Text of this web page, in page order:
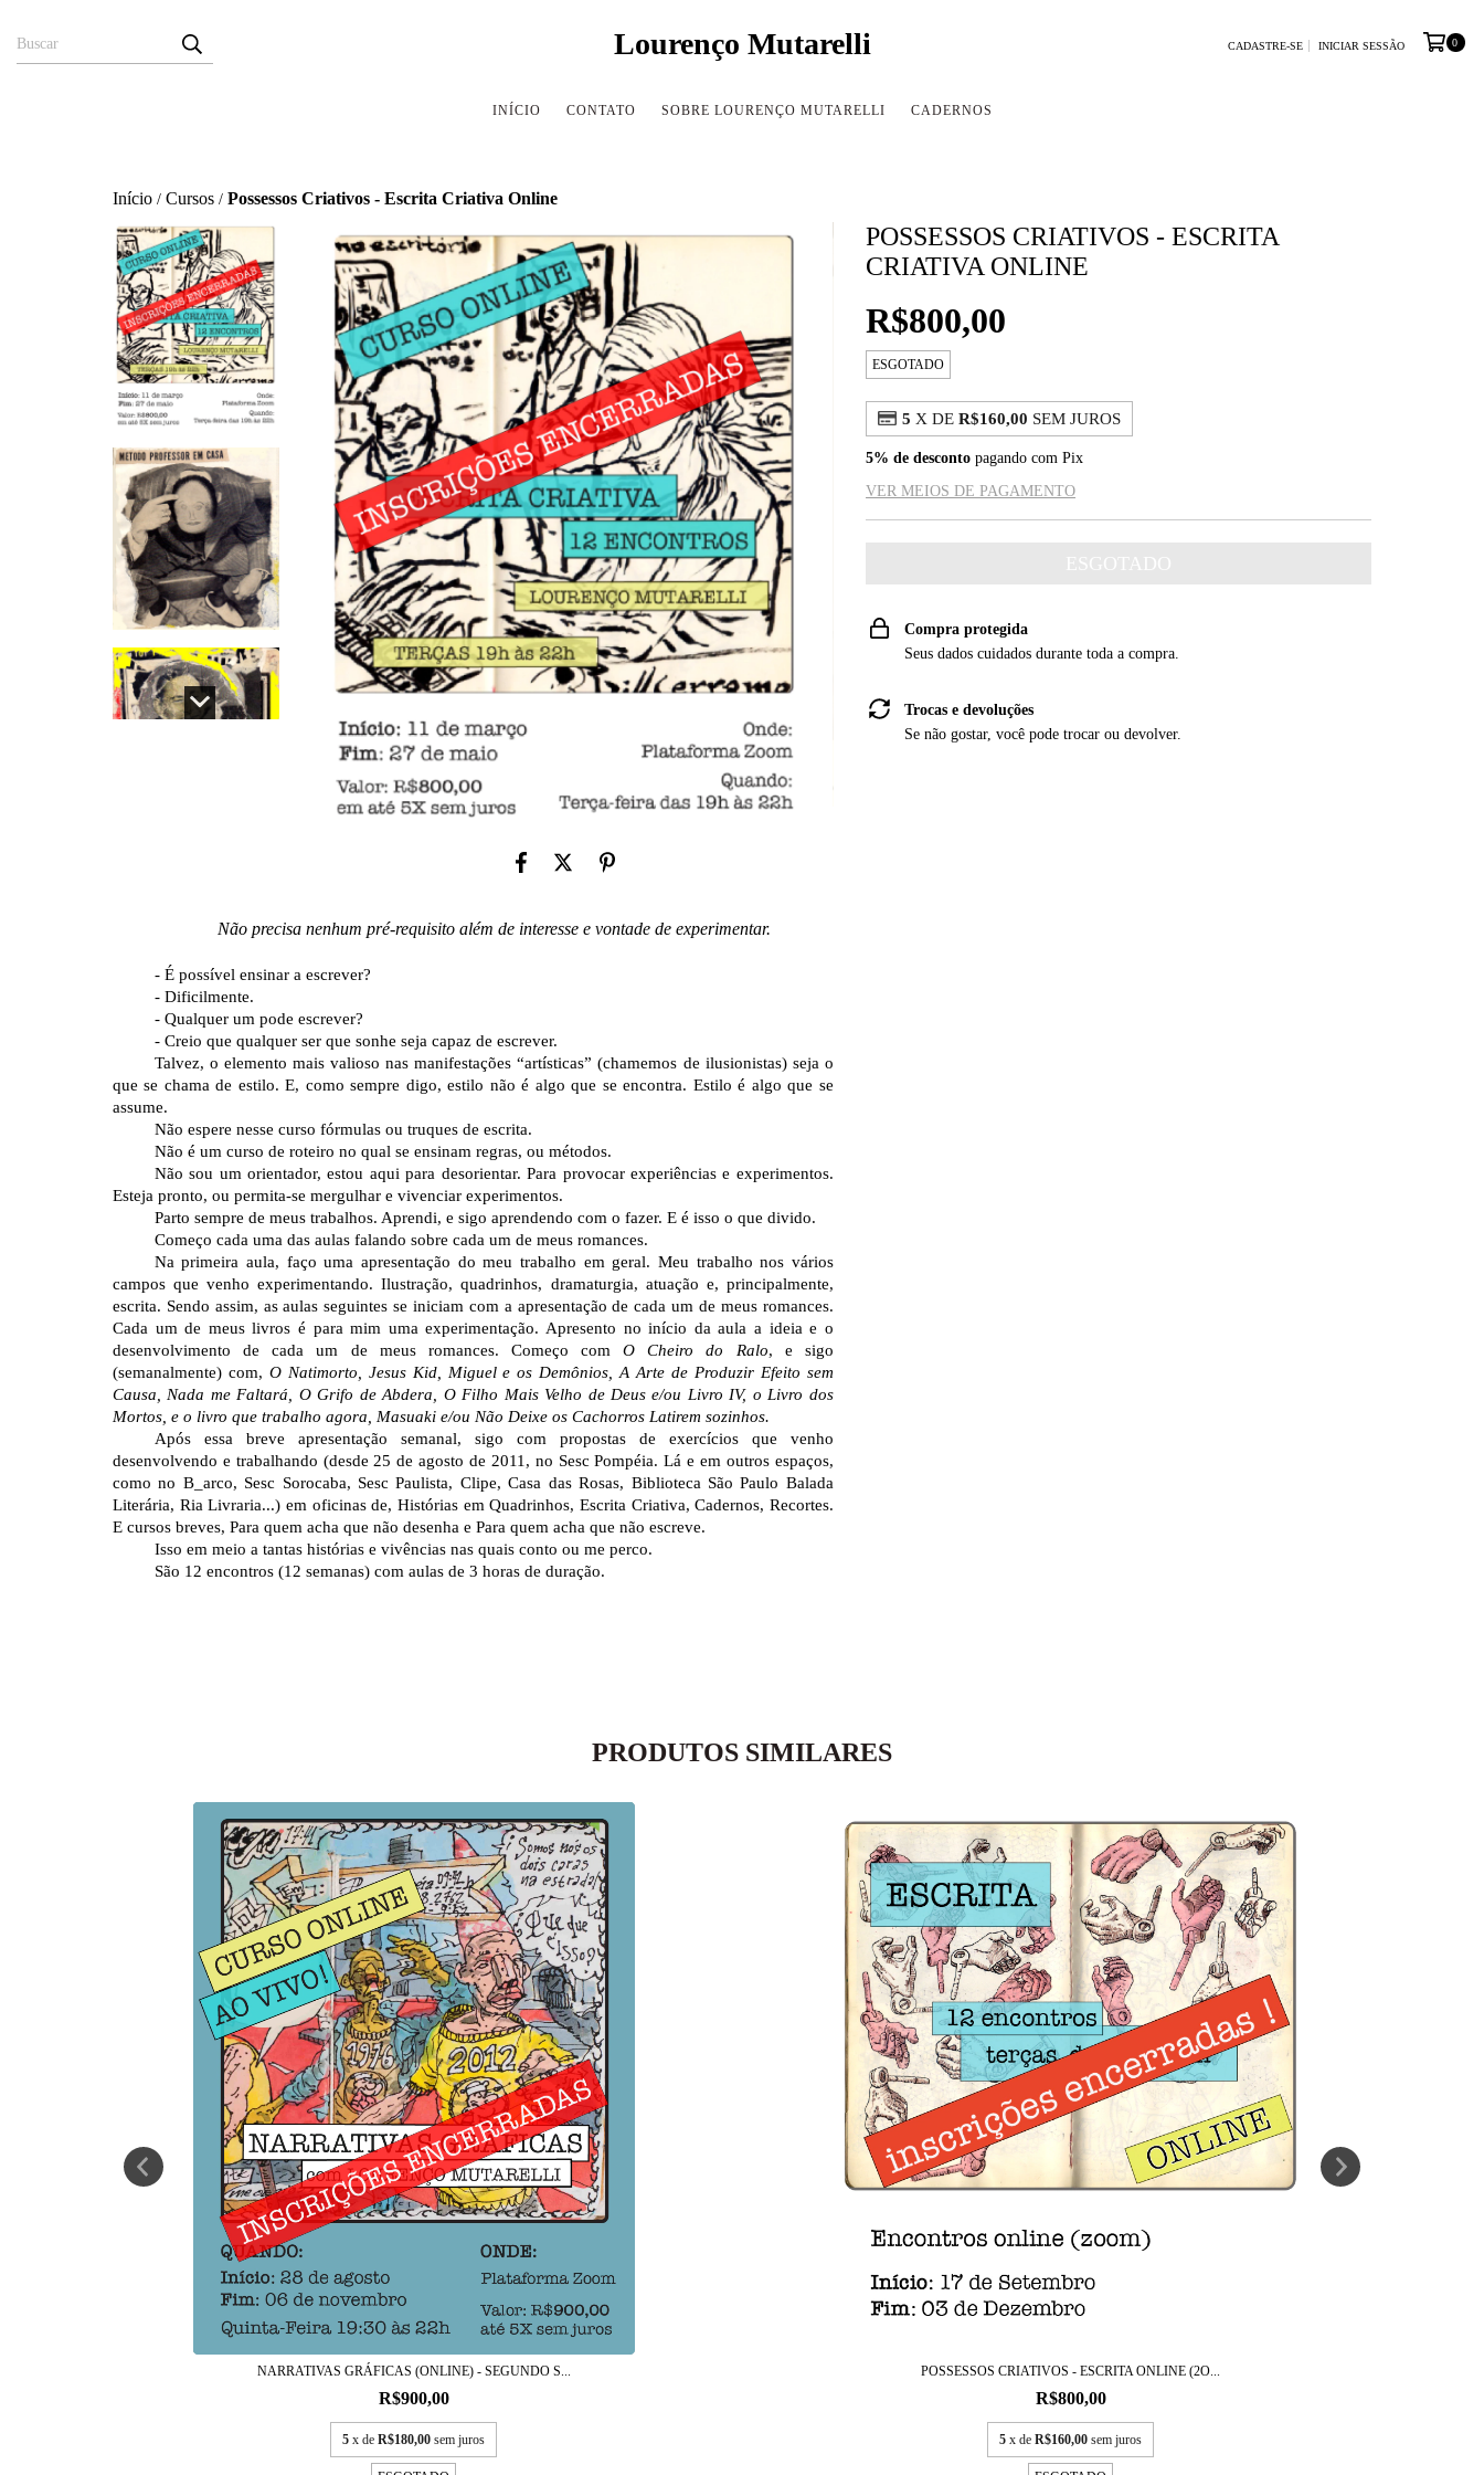
Lourenço Mutarelli CADASTRE-SE INICIAR SESSÃO 0
INÍCIO CONTATO SOBRE LOURENÇO MUTARELLI CADERNOS
Início / Cursos / Possessos Criativos - Escrita Criativa Online
Não precisa nenhum pré-requisito além de interesse e vontade de experimentar.
- É possível ensinar a escrever?
- Dificilmente.
- Qualquer um pode escrever?
- Creio que qualquer ser que sonhe seja capaz de escrever.
Talvez, o elemento mais valioso nas manifestações “artísticas” (chamemos de ilusionistas) seja o
que se chama de estilo. E, como sempre digo, estilo não é algo que se encontra. Estilo é algo que se
assume.
Não espere nesse curso fórmulas ou truques de escrita.
Não é um curso de roteiro no qual se ensinam regras, ou métodos.
Não sou um orientador, estou aqui para desorientar. Para provocar experiências e experimentos.
Esteja pronto, ou permita-se mergulhar e vivenciar experimentos.
Parto sempre de meus trabalhos. Aprendi, e sigo aprendendo com o fazer. E é isso o que divido.
Começo cada uma das aulas falando sobre cada um de meus romances.
Na primeira aula, faço uma apresentação do meu trabalho em geral. Meu trabalho nos vários
campos que venho experimentando. Ilustração, quadrinhos, dramaturgia, atuação e, principalmente,
escrita. Sendo assim, as aulas seguintes se iniciam com a apresentação de cada um de meus romances.
Cada um de meus livros é para mim uma experimentação. Apresento no início da aula a ideia e o
desenvolvimento de cada um de meus romances. Começo comO Cheiro do Ralo, e sigo
(semanalmente) com, O Natimorto, Jesus Kid, Miguel e os Demônios, A Arte de Produzir Efeito sem
Causa, Nada me Faltará, O Grifo de Abdera, O Filho Mais Velho de Deus e/ou Livro IV, o Livro dos
Mortos, e o livro que trabalho agora, Masuaki e/ou Não Deixe os Cachorros Latirem sozinhos.
Após essa breve apresentação semanal, sigo com propostas de exercícios que venho
desenvolvendo e trabalhando (desde 25 de agosto de 2011, no Sesc Pompéia. Lá e em outros espaços,
como no B_arco, Sesc Sorocaba, Sesc Paulista, Clipe, Casa das Rosas, Biblioteca São Paulo Balada
Literária, Ria Livraria...) em oficinas de, Histórias em Quadrinhos, Escrita Criativa, Cadernos, Recortes.
E cursos breves, Para quem acha que não desenha e Para quem acha que não escreve.
Isso em meio a tantas histórias e vivências nas quais conto ou me perco.
São 12 encontros (12 semanas) com aulas de 3 horas de duração.
POSSESSOS CRIATIVOS - ESCRITA
CRIATIVA ONLINE
R$800,00
ESGOTADO
5 X DE R$160,00 SEM JUROS
5% de desconto pagando com Pix
VER MEIOS DE PAGAMENTO
Compra protegida
Seus dados cuidados durante toda a compra.
Trocas e devoluções
Se não gostar, você pode trocar ou devolver.
PRODUTOS SIMILARES
NARRATIVAS GRÁFICAS (ONLINE) - SEGUNDO S...
R$900,00
5 x de R$180,00 sem juros
POSSESSOS CRIATIVOS - ESCRITA ONLINE (2O...
R$800,00
5 x de R$160,00 sem juros